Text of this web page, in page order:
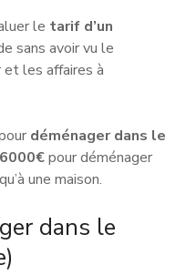
le tarif d’un
sans avoir vu le
les affaires à
déménager dans le
pour déménager
une maison.
dans le